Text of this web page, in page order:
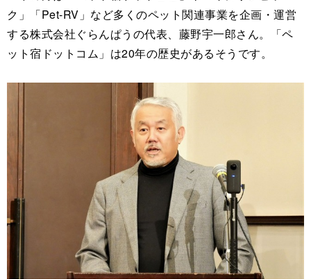
ク」「Pet-RV」など多くのペット関連事業を企画・運営
する株式会社ぐらんぱうの代表、藤野宇一郎さん。「ペ
ット宿ドットコム」は20年の歴史があるそうです。